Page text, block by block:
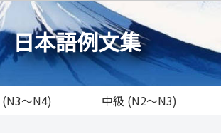
日本語例文集
～N4) 中級 (N2～N3)